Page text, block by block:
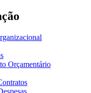
Orçamentário